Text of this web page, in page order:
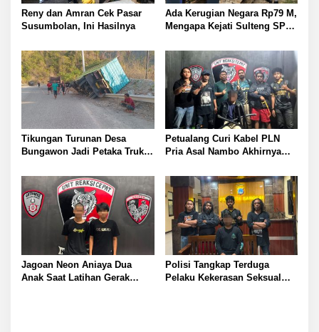
Reny dan Amran Cek Pasar
Susumbolan, Ini Hasilnya
Ada Kerugian Negara Rp79 M,
Mengapa Kejati Sulteng SP3
Dorong Kejagung Ambil Alih
Tikungan Turunan Desa
Bungawon Jadi Petaka Truk
Terperosok dan Rusak Berat
Petualang Curi Kabel PLN
Pria Asal Nambo Akhirnya
Jagoan Neon Aniaya Dua
Anak Saat Latihan Gerak
Polisi Tangkap Terduga
Pelaku Kekerasan Seksual